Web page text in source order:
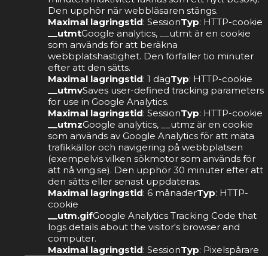
Den upphör när webbläsaren stängs.
Maximal lagringstid: SessionTyp: HTTP-cookie
__utmtGoogle analytics, __utmt är en cookie
som används för att beräkna
webbplatshastighet. Den förfaller tio minuter
efter att den sätts.
Maximal lagringstid: 1 dagTyp: HTTP-cookie
__utmvSaves user-defined tracking parameters
for use in Google Analytics.
Maximal lagringstid: SessionTyp: HTTP-cookie
__utmzGoogle analytics, __utmz är en cookie
som används av Google Analytics för att mäta
trafikkällor och navigering på webbplatsen
(exempelvis vilken sökmotor som används för
att nå ving.se). Den upphör 30 minuter efter att
den sätts eller senast uppdateras.
Maximal lagringstid: 6 månaderTyp: HTTP-
cookie
__utm.gifGoogle Analytics Tracking Code that
logs details about the visitor's browser and
computer.
Maximal lagringstid: SessionTyp: Pixelspårare